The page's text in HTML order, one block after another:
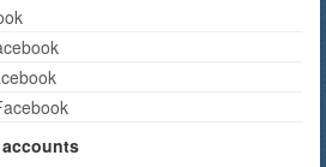
accounts